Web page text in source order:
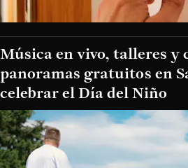
Música en vivo, talleres y
panoramas gratuitos en
celebrar el Día del Niño